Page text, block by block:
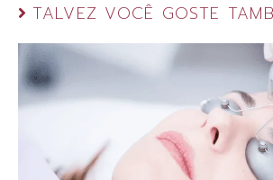
TALVEZ VOCÊ GOSTE